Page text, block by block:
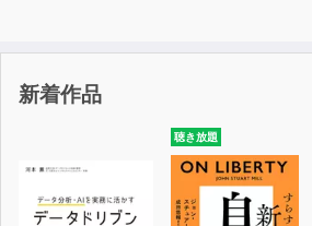
新着作品
聴き放題